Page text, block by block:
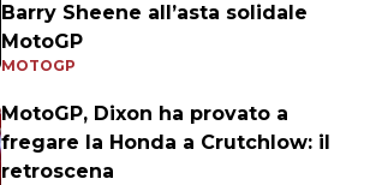
Barry Sheene all’asta solidale
MotoGP
MOTOGP
MotoGP, Dixon ha provato a
fregare la Honda a Crutchlow: il
retroscena